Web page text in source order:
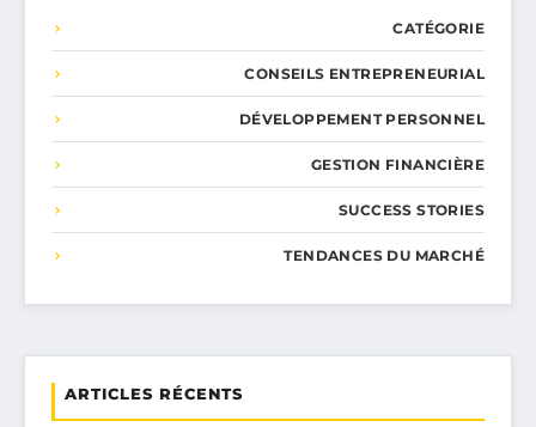
CATÉGORIE
CONSEILS ENTREPRENEURIAL
DÉVELOPPEMENT PERSONNEL
GESTION FINANCIÈRE
SUCCESS STORIES
TENDANCES DU MARCHÉ
ARTICLES RÉCENTS